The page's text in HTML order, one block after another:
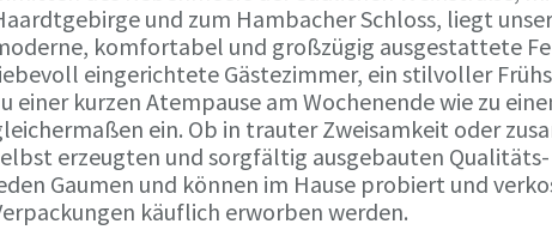
und zum Hambacher Schloss, liegt
komfortabel und großzügig ausgestattete
eingerichtete Gästezimmer, ein stilvoller
einer kurzen Atempause am Wochenende wie zu
ein. Ob in trauter Zweisamkeit oder
erzeugten und sorgfältig ausgebauten
Gaumen und können im Hause probiert und
käuflich erworben werden.